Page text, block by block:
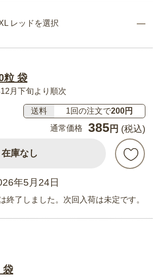
レッドを選択
粒 袋
月下旬より順次
送料 1回の注文で200円
通常価格
385 円 (税込)
在庫なし
年5月24日
終了しました。次回入荷は未定です。
袋